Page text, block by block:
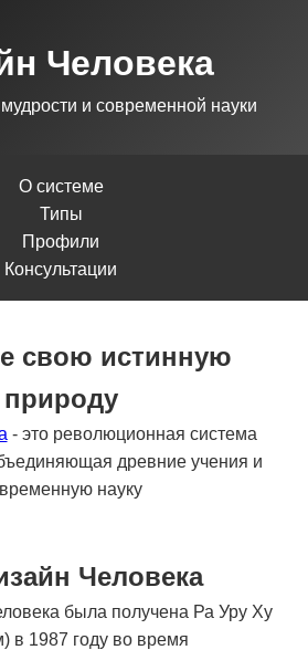
Человека
и современной науки
О системе
Типы
Профили
Консультации
свою истинную
природу
- это революционная система
древние учения и
науку
Человека
была получена Ра Уру Ху
в 1987 году во время